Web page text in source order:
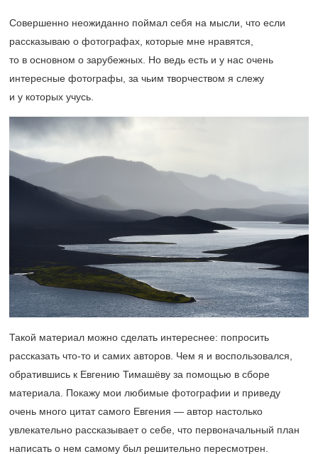
Совершенно неожиданно поймал себя на мысли, что если
рассказываю о фотографах, которые мне нравятся,
то в основном о зарубежных. Но ведь есть и у нас очень
интересные фотографы, за чьим творчеством я слежу
и у которых учусь.
Такой материал можно сделать интереснее: попросить
рассказать что-то и самих авторов. Чем я и воспользовался,
обратившись к Евгению Тимашёву за помощью в сборе
материала. Покажу мои любимые фотографии и приведу
очень много цитат самого Евгения — автор настолько
увлекательно рассказывает о себе, что первоначальный план
написать о нем самому был решительно пересмотрен.